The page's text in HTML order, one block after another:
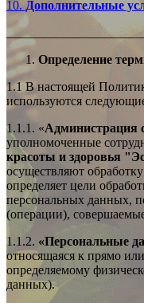
10. Дополнительные
Определение
1.1 В настоящей
используются
1.1.1. «Администрация
уполномоченные
красоты и здоровья
осуществляют
определяет цели
персональных данных,
(операции),
1.1.2. «Персональные
относящаяся к прямо
определяемому
данных).